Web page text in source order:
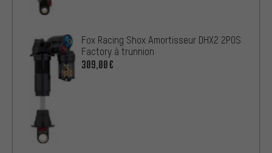
Fox Racing Shox Amortisseur DHX2 2POS
Factory à trunnion
309,00€